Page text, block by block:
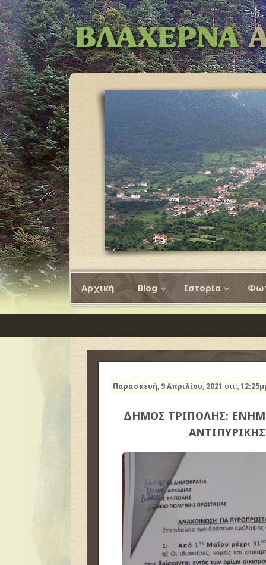
Αρχική Blog Ιστορία
Παρασκευή, 9 Απριλίου, 2021 στις
ΔΗΜΟΣ ΤΡΙΠΟΛΗΣ: